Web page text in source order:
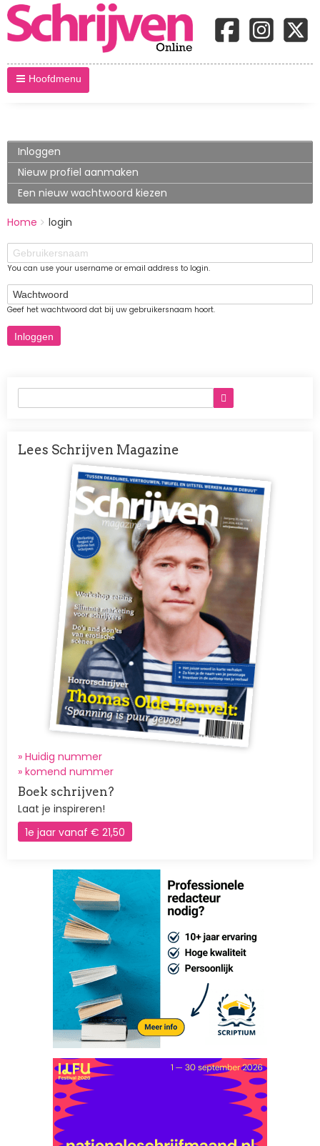
Hoofdmenu
Primary
tabs
Inloggen
tabblad)
Nieuw profiel aanmaken
Een nieuw wachtwoord kiezen
BREADCRUMBS
You
here:
Home
login
Gebruikersnaam
You can use your username or email address to login.
Wachtwoord
Geef het wachtwoord dat bij uw gebruikersnaam hoort.
Lees Schrijven Magazine
Afbeelding
» Huidig nummer
» komend nummer
Boek schrijven?
Laat je inspireren!
1e jaar vanaf € 21,50